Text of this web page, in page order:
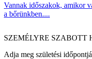
Vannak időszakok, amikor
a bőrünkben....
SZEMÉLYRE SZABOTT
Adja meg születési